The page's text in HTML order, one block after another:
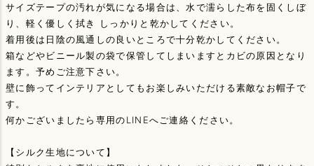
サイズテープの汚れが気になる場合は、水で濡らした布を固くしぼ
り、軽く優しく拭き しっかりと乾かしてください。
着用後は日陰の風通しの良いところで十分乾かしてください。
箱などやビニール製の袋で保管してしまいますとカビの原因となり
ます。予めご注意下さい。
壁に飾ってインテリアとしてもお楽しみいただける素敵なお帽子で
す。
何かございましたら専用のLINEへご連絡ください。
【シルク生地について】